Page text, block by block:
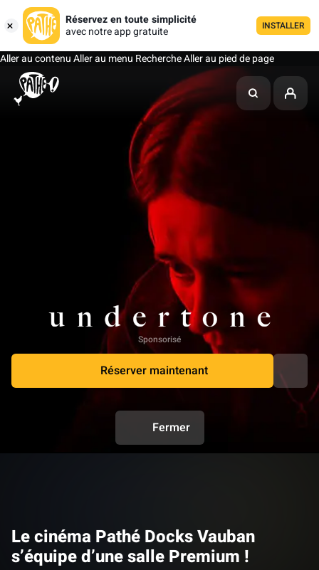
Réservez en toute simplicité
avec notre app gratuite
INSTALLER
Aller au contenuAller au menu RechercheAller au pied de page
Sponsorisé
Réserver maintenant
Fermer
Le cinéma Pathé Docks Vauban
s’équipe d’une salle Premium !